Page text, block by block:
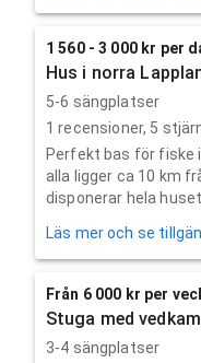
1 560 - 3 000 kr per
Hus i norra
5-6 sängplatser
1 recensioner, 5
Perfekt bas för fiske
alla ligger ca 10 km
disponerar hela huset
Läs mer och se
Från 6 000 kr per
Stuga med
3-4 sängplatser